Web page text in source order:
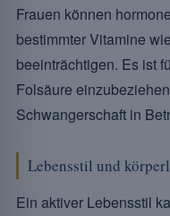
Frauen können
bestimmter Vitamine
beeinträchtigen. Es ist
Folsäure
Schwangerschaft in
Lebensstil und
Ein aktiver Lebensstil